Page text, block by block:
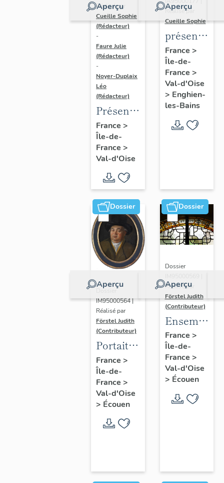
Aperçu
Réalisé par
Cueille Sophie
(Rédacteur)
-
Faure Julie
(Rédacteur)
-
Noyer-Duplaix
Léo
(Rédacteur)
Présentation
de
l'étude
du
de
l'agglomération
de
Cergy-
Pontoise
France >
Île-de-
France >
Val-d'Oise
Aperçu
Réalisé par
Cueille Sophie
de
l'étude
du
patrimoine
d'Enghien-
Les-
Bains
France >
Île-de-
France >
Val-d'Oise
> Enghien-
les-Bains
Dossier
Aperçu
Dossier
IM95000564 |
Réalisé par
Förstel Judith
(Contributeur)
Portait
d'homme
en
médaillon
ovale.
France >
Île-de-
France >
Val-d'Oise
> Écouen
Dossier
Aperçu
Dossier
Réalisé par
Förstel Judith
(Contributeur)
Ensemble
des
verrières
du
XVIIIe
siècle
France >
Île-de-
France >
Val-d'Oise
> Écouen